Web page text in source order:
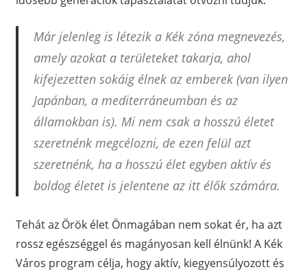
Már jelenleg is létezik a Kék zóna megnevezés,
amely azokat a területeket takarja, ahol
kifejezetten sokáig élnek az emberek (van ilyen
Japánban, a mediterráneumban és az
államokban is). Mi nem csak a hosszú életet
szeretnénk megcélozni, de ezen felül azt
szeretnénk, ha a hosszú élet egyben aktív és
boldog életet is jelentene az itt élők számára.
Tehát az Örök élet Önmagában nem sokat ér, ha azt
rossz egészséggel és magányosan kell élnünk! A Kék
Város program célja, hogy aktív, kiegyensúlyozott és